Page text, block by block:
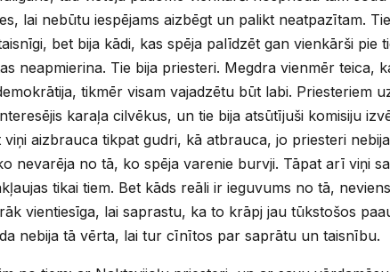
lai nebūtu iespējams aizbēgt un palikt neatpazītam.
bet bija kādi, kas spēja palīdzēt gan vienkārši pie
neapmierina. Tie bija priesteri. Megdra vienmēr teica,
tikmēr visam vajadzētu būt labi. Priesteriem
karaļa cilvēkus, un tie bija atsūtījuši komisiju
aizbrauca tikpat gudri, kā atbrauca, jo priesteri
nevarēja no tā, ko spēja varenie burvji. Tāpat arī viņi
tikai tiem. Bet kāds reāli ir ieguvums no tā,
vientiesīga, lai saprastu, ka to krāpj jau tūkstošos
nebija tā vērta, lai tur cīnītos par saprātu un taisnību.